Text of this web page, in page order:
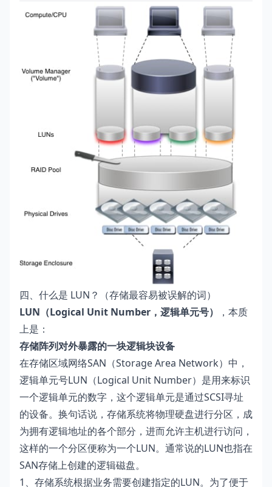
四、什么是 LUN？（存储最容易被误解的词）
LUN（Logical Unit Number，逻辑单元号）
，本质
上是：
存储阵列对外暴露的一块逻辑块设备
在存储区域网络SAN（Storage Area Network）中，
逻辑单元号LUN（Logical Unit Number）是用来标识
一个逻辑单元的数字，这个逻辑单元是通过SCSI寻址
的设备。换句话说，存储系统将物理硬盘进行分区，成
为拥有逻辑地址的各个部分，进而允许主机进行访问，
这样的一个分区便称为一个LUN。通常说的LUN也指在
SAN存储上创建的逻辑磁盘。
1、存储系统根据业务需要创建指定的LUN。为了便于